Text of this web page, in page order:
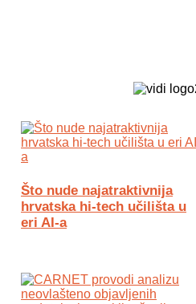
Što nude najatraktivnija
hrvatska hi-tech učilišta u
eri AI-a